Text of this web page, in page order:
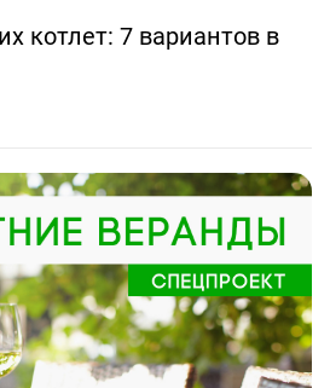
котлет: 7 вариантов в